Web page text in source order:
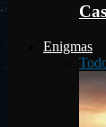
Enigmas